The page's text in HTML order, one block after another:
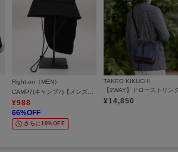
Right-on（MEN）
¥988
66%OFF
さらに10%OFF
TAKEO KIKUCHI
¥14,850